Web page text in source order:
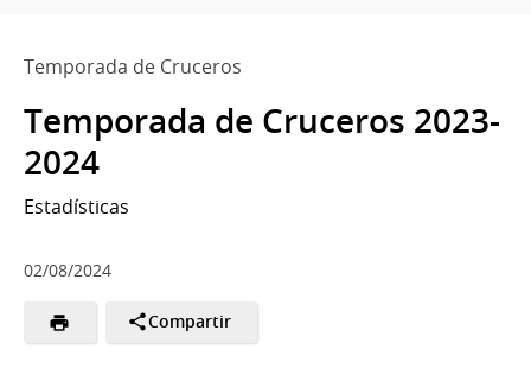
Temporada de Cruceros
Temporada de Cruceros 2023-
2024
Estadísticas
02/08/2024
Compartir